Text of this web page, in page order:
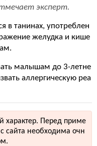
эксперт.
в танинах, употреблен
желудка и кише
малышам до 3-летне
аллергическую реа
характер. Перед приме
сайта необходима очн